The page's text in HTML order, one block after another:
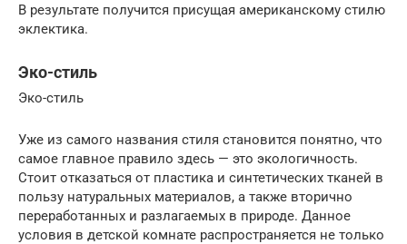
В результате получится присущая американскому стилю
эклектика.
Эко-стиль
Эко-стиль
Уже из самого названия стиля становится понятно, что
самое главное правило здесь — это экологичность.
Стоит отказаться от пластика и синтетических тканей в
пользу натуральных материалов, а также вторично
переработанных и разлагаемых в природе. Данное
условия в детской комнате распространяется не только